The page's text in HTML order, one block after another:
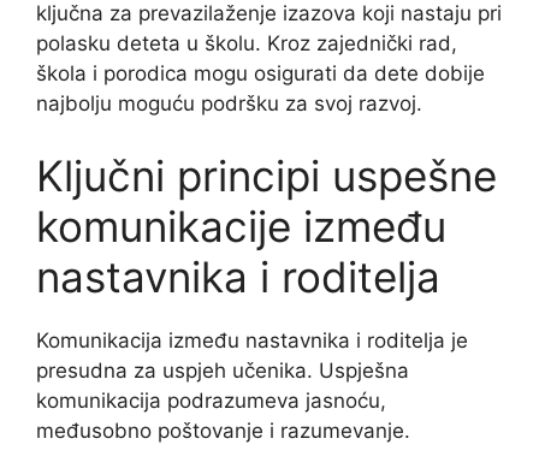
ključna za prevazilaženje izazova koji nastaju pri
polasku deteta u školu. Kroz zajednički rad,
škola i porodica mogu osigurati da dete dobije
najbolju moguću podršku za svoj razvoj.
Ključni principi uspešne
komunikacije između
nastavnika i roditelja
Komunikacija između nastavnika i roditelja je
presudna za uspjeh učenika. Uspješna
komunikacija podrazumeva jasnoću,
međusobno poštovanje i razumevanje.